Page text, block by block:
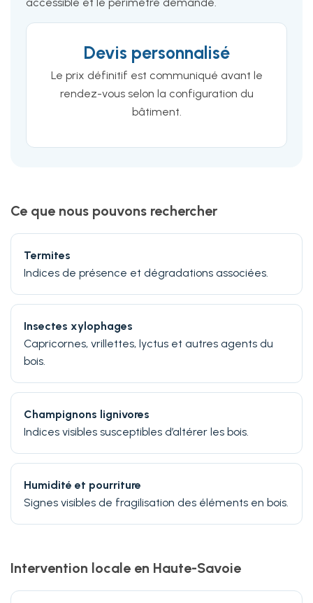
Devis personnalisé
Le prix définitif est communiqué avant le
rendez-vous selon la configuration du
bâtiment.
Ce que nous pouvons rechercher
Termites
Indices de présence et dégradations associées.
Insectes xylophages
Capricornes, vrillettes, lyctus et autres agents du
bois.
Champignons lignivores
Indices visibles susceptibles d’altérer les bois.
Humidité et pourriture
Signes visibles de fragilisation des éléments en bois.
Intervention locale en Haute-Savoie